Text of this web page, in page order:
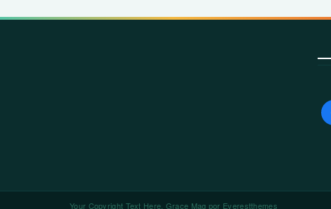
Your Copyright Text Here. Grace Mag por Everestthemes